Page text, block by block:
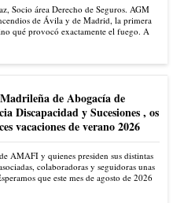
Socio área Derecho de Seguros. AGM
de Ávila y de Madrid, la primera
qué provocó exactamente el fuego. A
de Abogacía de
Discapacidad y Sucesiones , os
vacaciones de verano 2026
AMAFI y quienes presiden sus distintas
colaboradoras y seguidoras unas
que este mes de agosto de 2026